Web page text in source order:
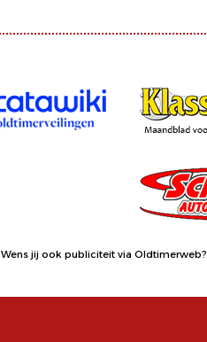
Wens jij ook publiciteit via Oldtimerweb?